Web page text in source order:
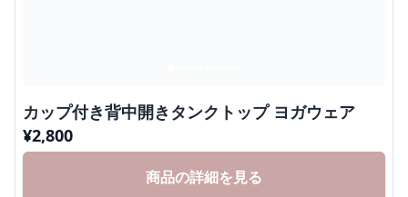
カップ付き背中開きタンクトップ ヨガウェア
¥2,800
商品の詳細を見る